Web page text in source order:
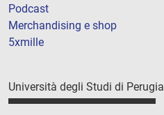
Podcast
Merchandising e shop
5xmille
Università degli Studi di Perugia